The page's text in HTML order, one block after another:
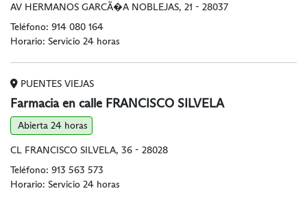
AV HERMANOS GARCÃ�A NOBLEJAS, 21 - 28037
Teléfono: 914 080 164
Horario: Servicio 24 horas
PUENTES VIEJAS
Farmacia en calle FRANCISCO SILVELA
Abierta 24 horas
CL FRANCISCO SILVELA, 36 - 28028
Teléfono: 913 563 573
Horario: Servicio 24 horas